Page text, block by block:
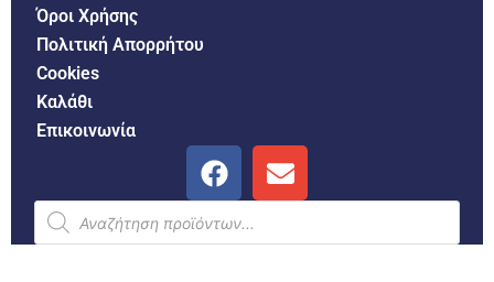
Όροι Χρήσης
Πολιτική Απορρήτου
Cookies
Καλάθι
Επικοινωνία